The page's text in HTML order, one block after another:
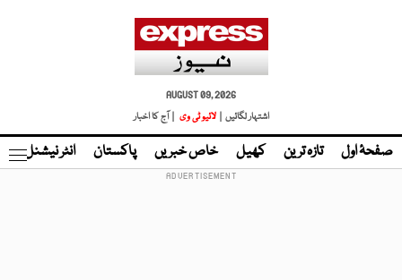
AUGUST 09, 2026
اشتہار لگائیں |
لائیو ٹی وی | آج کا اخبار
صفحۂ اول تازہ ترین کھیل خاص خبریں پاکستان انٹر نیشنل